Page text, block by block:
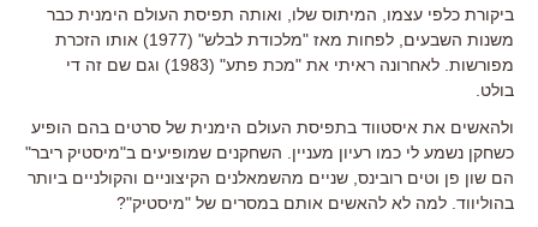
ביקורת כלפי עצמו, המיתוס שלו, ואותה תפיסת העולם הימנית כבר
משנות השבעים, לפחות מאז "מלכודת לבלש" (1977) אותו הזכרת
מפורשות. לאחרונה ראיתי את "מכת פתע" (1983) וגם שם זה די
בולט.
ולהאשים את איסטווד בתפיסת העולם הימנית של סרטים בהם הופיע
כשחקן נשמע לי כמו רעיון מעניין. השחקנים שמופיעים ב"מיסטיק ריבר"
הם שון פן וטים רובינס, שניים מהשמאלנים הקיצוניים והקולניים ביותר
בהוליווד. למה לא להאשים אותם במסרים של "מיסטיק"?